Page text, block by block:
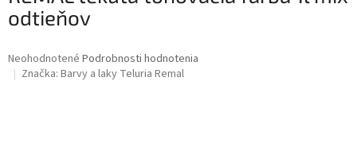
odtieňov
Priemerné
hodnotenie
Neohodnotené Podrobnosti hodnotenia
Značka: Barvy a laky Teluria Remal